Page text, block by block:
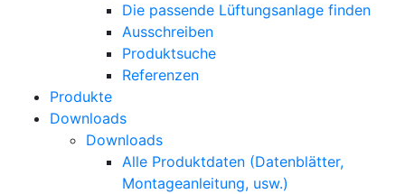
Die passende Lüftungsanlage finden
Ausschreiben
Produktsuche
Referenzen
Produkte
Downloads
Downloads
Alle Produktdaten (Datenblätter,
Montageanleitung, usw.)